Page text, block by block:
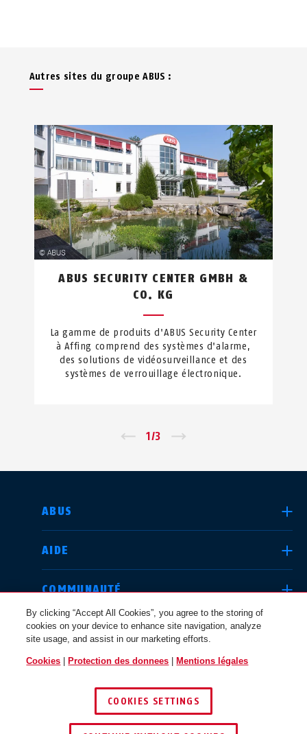
Autres sites du groupe ABUS :
ABUS SECURITY CENTER GMBH &
CO. KG
La gamme de produits d'ABUS Security Center
à Affing comprend des systèmes d'alarme,
des solutions de vidéosurveillance et des
systèmes de verrouillage électronique.
1/3
ABUS
AIDE
COMMUNAUTÉ
QUESTIONS JURIDIQUES
© 2026 ABUS
CHOISIR UN PAYS
Deutschland
Canada
Österreich
By clicking “Accept All Cookies”, you agree to the storing of
cookies on your device to enhance site navigation, analyze
site usage, and assist in our marketing efforts.
Cookies Protection des donnees Mentions légales
COOKIES SETTINGS